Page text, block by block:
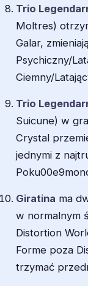
Trio
Moltres)
Galar,
Psychiczny/
Ciemny/
Trio
Suicune) w
Crystal
jednymi z
Giratina ma
w normalnym
Distortion
Forme poza
trzymać